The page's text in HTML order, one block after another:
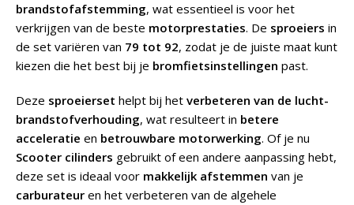
brandstofafstemming, wat essentieel is voor het
verkrijgen van de beste motorprestaties. De sproeiers in
de set variëren van 79 tot 92, zodat je de juiste maat kunt
kiezen die het best bij je bromfietsinstellingen past.
Deze sproeierset helpt bij het verbeteren van de lucht-
brandstofverhouding, wat resulteert in betere
acceleratie en betrouwbare motorwerking. Of je nu
Scooter cilinders gebruikt of een andere aanpassing hebt,
deze set is ideaal voor makkelijk afstemmen van je
carburateur en het verbeteren van de algehele